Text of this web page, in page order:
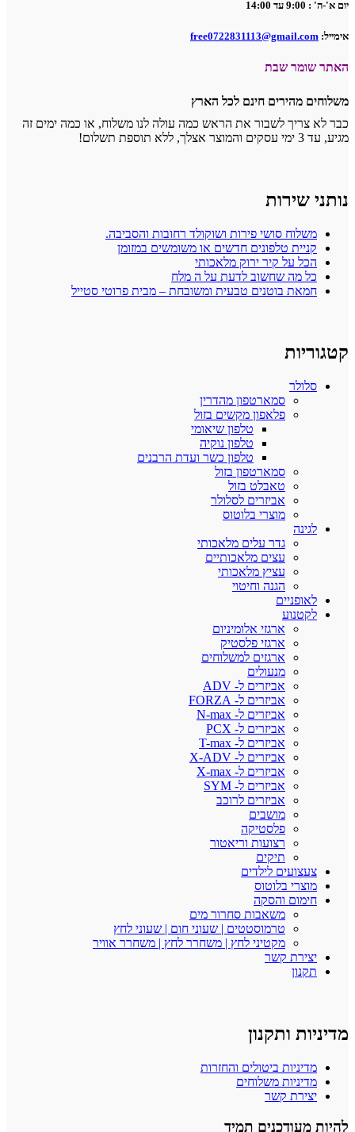
שבת
חינם לכל הארץ
לשבור את הראש כמה עולה לנו משלוח, או כמה ימים זה
סושי פירות ושוקולד רחובות והסביבה.
טלפונים חדשים או משומשים במזומן
על קיר ירוק מלאכותי
שחשוב לדעת על ה מלח
בוטנים טבעית ומשובחת – מבית פרוטי סטייל
סמארטפון מהדרין
פלאפון מקשים בזול
טלפון שיאומי
טלפון נוקיה
טלפון כשר ועדת הרבנים
סמארטפון בזול
טאבלט בזול
אביזרים לסלולר
מוצרי בלוטוס
גדר עלים מלאכותי
עצים מלאכותיים
עציץ מלאכותי
הגנה וחיטוי
ארגזי אלומיניום
ארגזי פלסטיק
ארגזים למשלוחים
אביזרים ל- ADV
אביזרים ל- FORZA
אביזרים ל- N-max
אביזרים ל- PCX
אביזרים ל- T-max
אביזרים ל- X-ADV
אביזרים ל- X-max
אביזרים ל- SYM
אביזרים לרוכב
פלסטיקה
רצועות וריאטור
לילדים
בלוטוס
והסקה
משאבות סחרור מים
טרמוסטטים | שעוני חום | שעוני לחץ
מקטיני לחץ | משחרר לחץ | משחרר אוויר
קשר
ותקנון
ביטולים והחזרות
משלוחים
קשר
תמיד